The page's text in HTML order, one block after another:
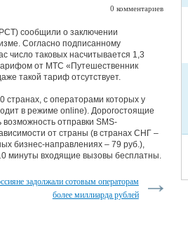
0 комментариев
сообщили о заключении
Согласно подписанному
число таковых насчитывается 1,3
от МТС «Путешественник
такой тариф отсутствует.
странах, с операторами которых у
в режиме online). Дорогостоящие
возможность отправки SMS-
от страны (в странах СНГ –
бизнес-направлениях – 79 руб.),
минуты входящие вызовы бесплатны.
задолжали сотовым операторам
более миллиарда рублей